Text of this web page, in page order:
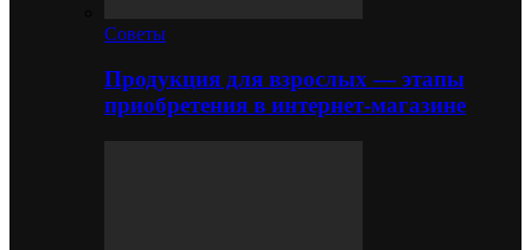
Советы
Продукция для взрослых — этапы
приобретения в интернет-магазине